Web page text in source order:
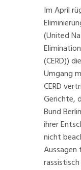
Im April
(United
(CERD))
Umgang
CERD
Gerichte,
Bund
ihrer
nicht
Aussagen